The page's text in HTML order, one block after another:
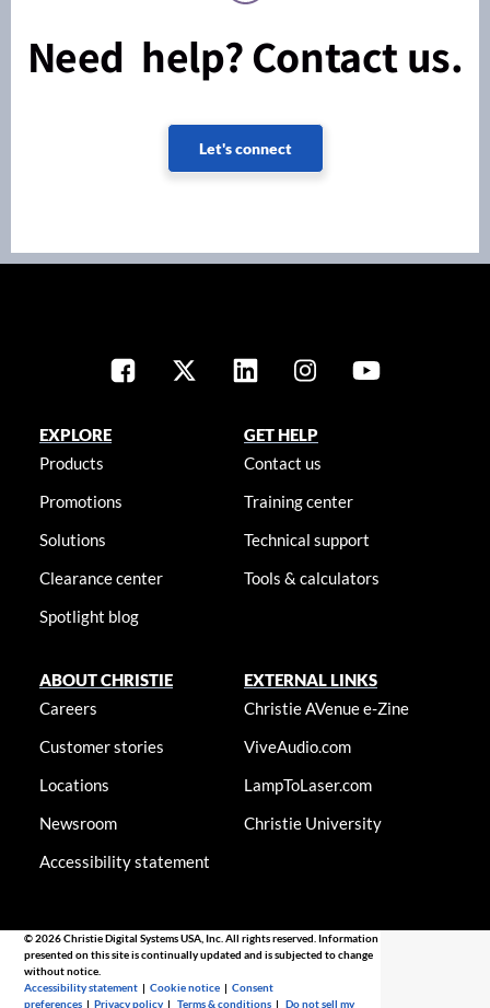
Need help? Contact us.
Let's connect
EXPLORE
Products
Promotions
Solutions
Clearance center
Spotlight blog
GET HELP
Contact us
Training center
Technical support
Tools & calculators
ABOUT CHRISTIE
Careers
Customer stories
Locations
Newsroom
Accessibility statement
EXTERNAL LINKS
Christie AVenue e-Zine
ViveAudio.com
LampToLaser.com
Christie University
© 2026 Christie Digital Systems USA, Inc. All rights reserved. Information
presented on this site is continually updated and is subjected to change
without notice.
Accessibility statement |Cookie notice |Consent
preferences |Privacy policy |Terms & conditions |Do not sell my